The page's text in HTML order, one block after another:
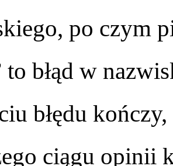
po czym
to błąd w
błędu
ciągu opinii